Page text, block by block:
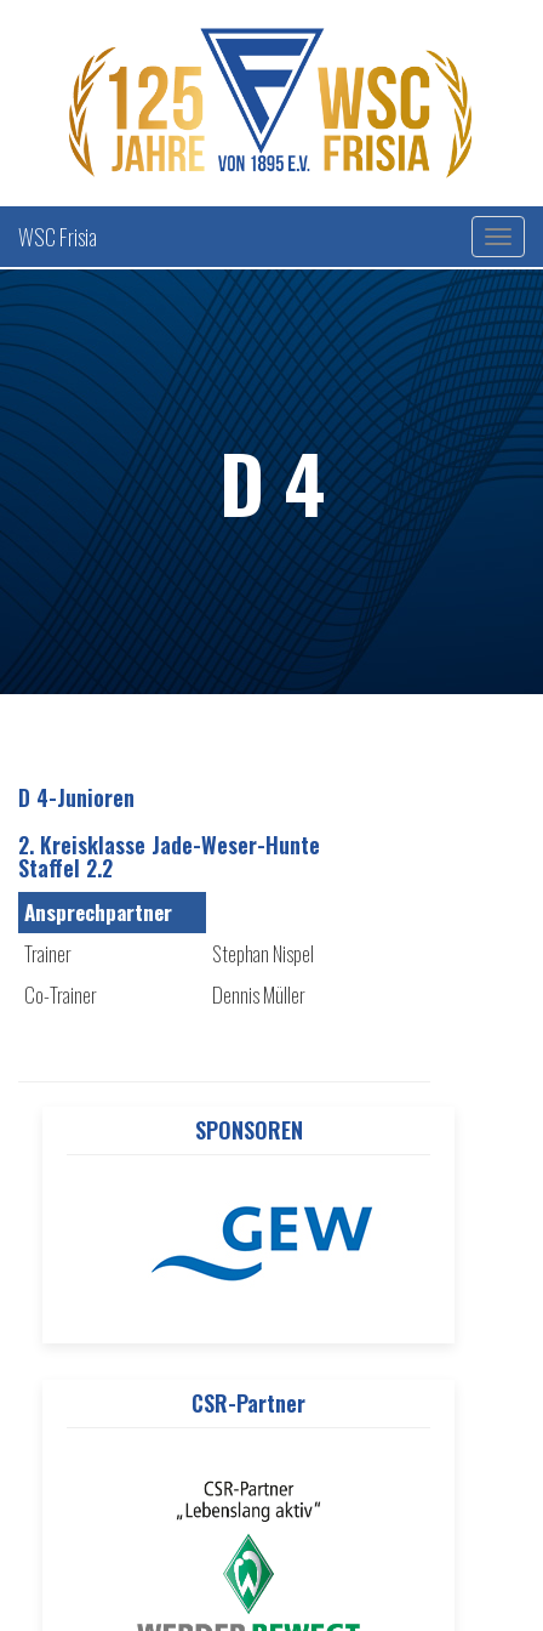
WSC Frisia
D 4
SPONSOREN
CSR-Partner
D 4-Junioren
2. Kreisklasse Jade-Weser-Hunte
Staffel 2.2
Ansprechpartner
Trainer
Stephan Nispel
Co-Trainer
Dennis Müller